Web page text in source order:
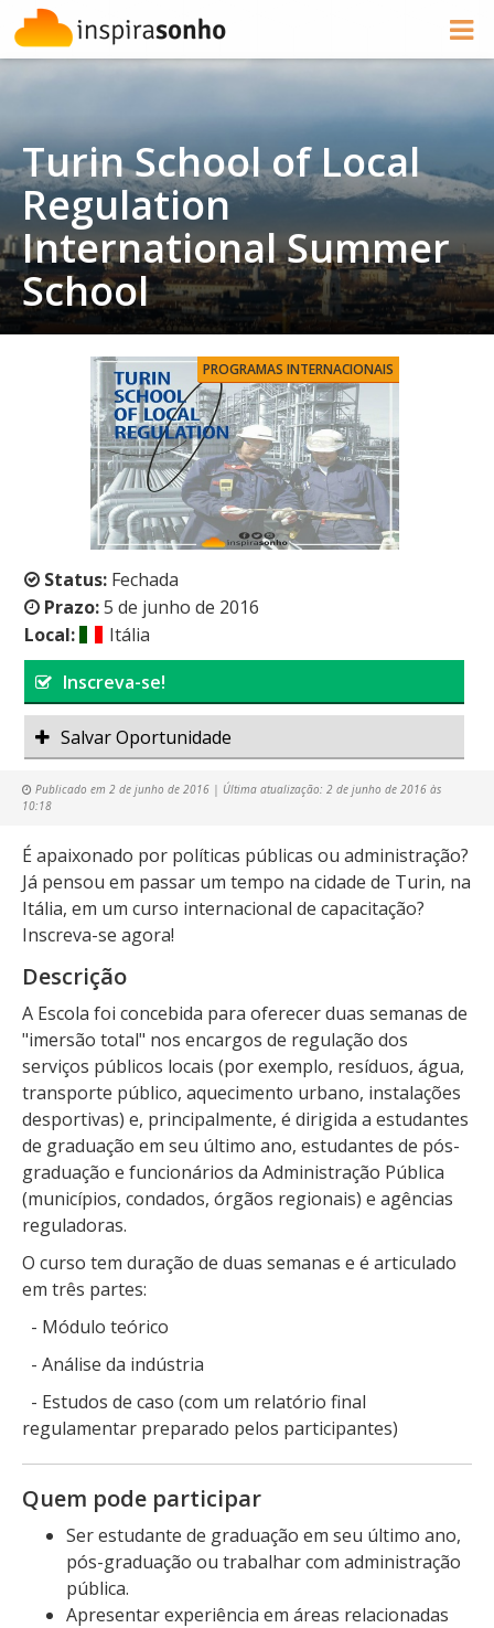
Turin School of Local
Regulation
International Summer
School
PROGRAMAS INTERNACIONAIS
Status: Fechada
Prazo:5 de junho de 2016
Local:
Itália
Inscreva-se!
Salvar Oportunidade
Publicado em 2 de junho de 2016 | Última atualização: 2 de junho de 2016 às
10:18
É apaixonado por políticas públicas ou administração?
Já pensou em passar um tempo na cidade de Turin, na
Itália, em um curso internacional de capacitação?
Inscreva-se agora!
Descrição
A Escola foi concebida para oferecer duas semanas de
"imersão total" nos encargos de regulação dos
serviços públicos locais (por exemplo, resíduos, água,
transporte público, aquecimento urbano, instalações
desportivas) e, principalmente, é dirigida a estudantes
de graduação em seu último ano, estudantes de pós-
graduação e funcionários da Administração Pública
(municípios, condados, órgãos regionais) e agências
reguladoras.
O curso tem duração de duas semanas e é articulado
em três partes:
- Módulo teórico
- Análise da indústria
- Estudos de caso (com um relatório final
regulamentar preparado pelos participantes)
Quem pode participar
Ser estudante de graduação em seu último ano,
pós-graduação ou trabalhar com administração
pública.
Apresentar experiência em áreas relacionadas